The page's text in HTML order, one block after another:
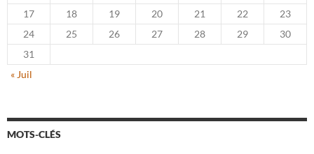
17
18 19 20 21 22
23
24
25 26 27 28 29
30
31
« Juil
MOTS-CLÉS